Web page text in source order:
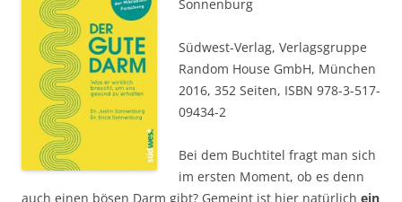
Sonnenburg
Südwest-Verlag, Verlagsgruppe
Random House GmbH, München
2016, 352 Seiten, ISBN 978-3-517-
09434-2
Bei dem Buchtitel fragt man sich
im ersten Moment, ob es denn
auch einen bösen Darm gibt? Gemeint ist hier natürlich ein